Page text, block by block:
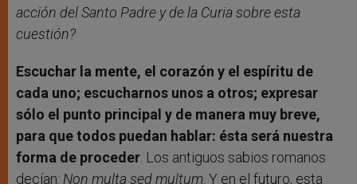
acción del Santo Padre y de la Curia sobre esta
cuestión?
Escuchar la mente, el corazón y el espíritu de
cada uno; escucharnos unos a otros; expresar
sólo el punto principal y de manera muy breve,
para que todos puedan hablar: ésta será nuestra
forma de proceder . Los antiguos sabios romanos
decían: Non multa sed multum . Y en el futuro, esta